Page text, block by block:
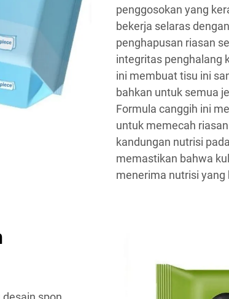
penggosokan yang
bekerja selaras
penghapusan riasan
integritas penghalang
ini membuat tisu ini
bahkan untuk semua
Formula canggih ini
untuk memecah
kandungan nutrisi
memastikan bahwa
menerima nutrisi